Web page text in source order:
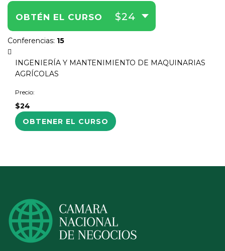
OBTÉN EL CURSO $24
Conferencias: 15
INGENIERÍA Y MANTENIMIENTO DE MAQUINARIAS
AGRÍCOLAS
Precio:
$24
OBTENER EL CURSO